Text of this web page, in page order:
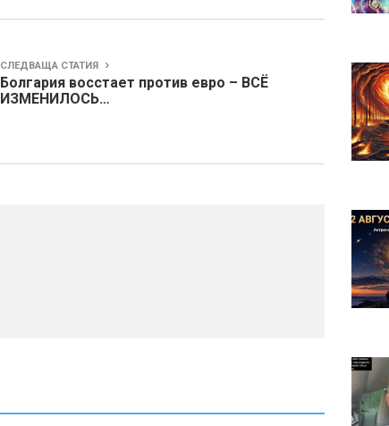
СЛЕДВАЩА СТАТИЯ
Болгария восстает против евро – ВСЁ
ИЗМЕНИЛОСЬ…